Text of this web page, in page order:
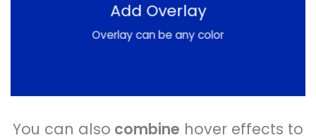
Add Overlay
Overlay can be any color
You can also combine hover effects to